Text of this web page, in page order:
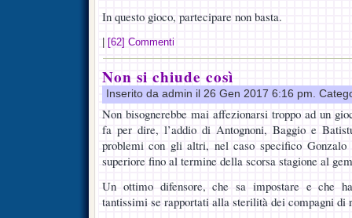
In questo gioco, partecipare non basta.
[62] Commenti
Non si chiude così
Inserito da admin il 26 Gen 2017 6:16 pm.
Non bisognerebbe mai affezionarsi troppo ad un
fa per dire, l’addio di Antognoni, Baggio e
problemi con gli altri, nel caso specifico Gonzalo
superiore fino al termine della scorsa stagione al
Un ottimo difensore, che sa impostare e che
tantissimi se rapportati alla sterilità dei compagni di